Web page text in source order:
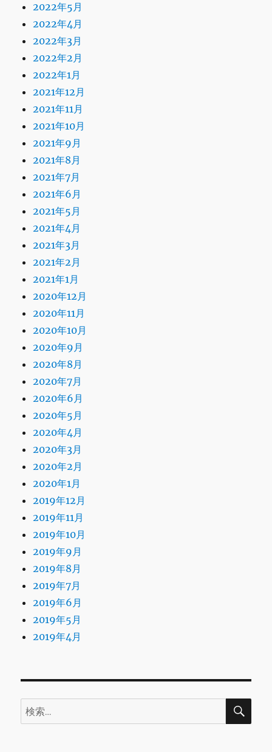
2022年5月
2022年4月
2022年3月
2022年2月
2022年1月
2021年12月
2021年11月
2021年10月
2021年9月
2021年8月
2021年7月
2021年6月
2021年5月
2021年4月
2021年3月
2021年2月
2021年1月
2020年12月
2020年11月
2020年10月
2020年9月
2020年8月
2020年7月
2020年6月
2020年5月
2020年4月
2020年3月
2020年2月
2020年1月
2019年12月
2019年11月
2019年10月
2019年9月
2019年8月
2019年7月
2019年6月
2019年5月
2019年4月
検
索:
検